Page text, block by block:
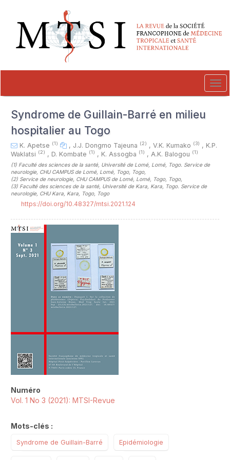
##plugins.themes.novelty.accessible_menu.main_navigation##
##plugins.themes.novelty.accessible_menu.main_content##
##plugins.themes.novelty.accessible_menu.sidebar##
Syndrome de Guillain-Barré en milieu
hospitalier au Togo
K. Apetse (1) , J.J. Dongmo Tajeuna (2) , V.K. Kumako (3) , K.P.
Waklatsi (2) , D. Kombate (1) , K. Assogba (1) , A.K. Balogou (1)
(1) Faculté des sciences de la santé, Université de Lomé, Lomé, Togo. Service de
neurologie, CHU CAMPUS de Lomé, Lomé, Togo, Togo,
(2) Service de neurologie, CHU CAMPUS de Lomé, Lomé, Togo, Togo,
(3) Faculté des sciences de la santé, Université de Kara, Kara, Togo. Service de
neurologie, CHU Kara, Kara, Togo, Togo
https://doi.org/10.48327/mtsi.2021.124
Numéro
Vol. 1 No 3 (2021): MTSI-Revue
Mots-clés :
Syndrome de Guillain-Barré Epidémiologie